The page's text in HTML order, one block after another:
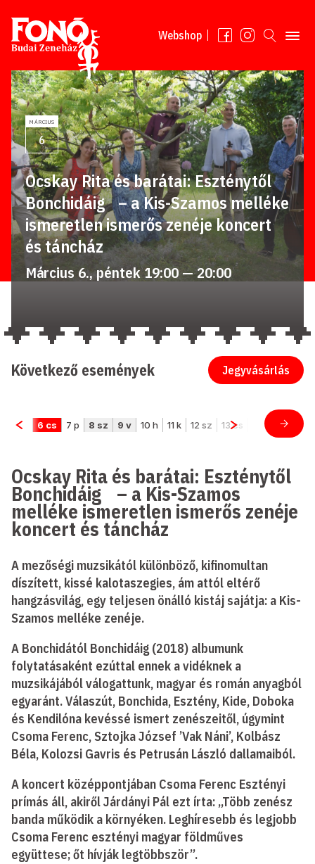
Tovább a tartalomhoz
Webshop
MÁRCIUS
6
Ocskay Rita és barátai: Eszténytől
Bonchidáig – a Kis-Szamos melléke
ismeretlen ismerős zenéje koncert
és táncház
Március 6., péntek 19:00 — 20:00
Jegyvásárlás
Következő események
Ocskay Rita és barátai: Eszténytől
Bonchidáig – a Kis-Szamos
melléke ismeretlen ismerős zenéje
koncert és táncház
A mezőségi muzsikától különböző, kifinomultan
díszített, kissé kalotaszegies, ám attól eltérő
hangzásvilág, egy teljesen önálló kistáj sajátja: a Kis-
Szamos melléke zenéje.
A Bonchidától Bonchidáig (2018) albumunk
folytatásaként ezúttal ennek a vidéknek a
muzsikájából válogattunk, magyar és román anyagból
egyaránt. Válaszút, Bonchida, Esztény, Kide, Doboka
és Kendilóna kevéssé ismert zenészeitől, úgymint
Csoma Ferenc, Sztojka József ’Vak Náni’, Kolbász
Béla, Kolozsi Gavris és Petrusán László dallamaiból.
A koncert középpontjában Csoma Ferenc Esztényi
prímás áll, akiről Járdányi Pál ezt írta: „Több zenész
banda működik a környéken. Leghíresebb és legjobb
Csoma Ferenc esztényi magyar földműves
együttese; őt hívják legtöbbször”.